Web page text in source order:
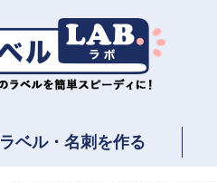
ラベル・名刺を作る